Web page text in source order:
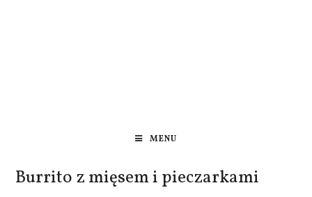
MENU
Burrito z mięsem i pieczarkami